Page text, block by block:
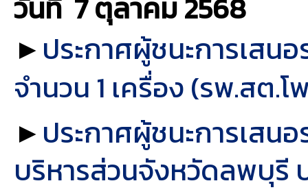
วันที่ 7 ตุลาคม2568
►ประกาศผู้ชนะการเสน
จำนวน 1 เครื่อง (รพ.สต.โ
►ประกาศผู้ชนะการเสน
บริหารส่วนจังหวัดลพบุรี